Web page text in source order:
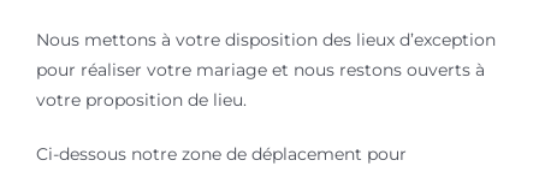
Nous mettons à votre disposition des lieux d’exception
pour réaliser votre mariage et nous restons ouverts à
votre proposition de lieu.
Ci-dessous notre zone de déplacement pour